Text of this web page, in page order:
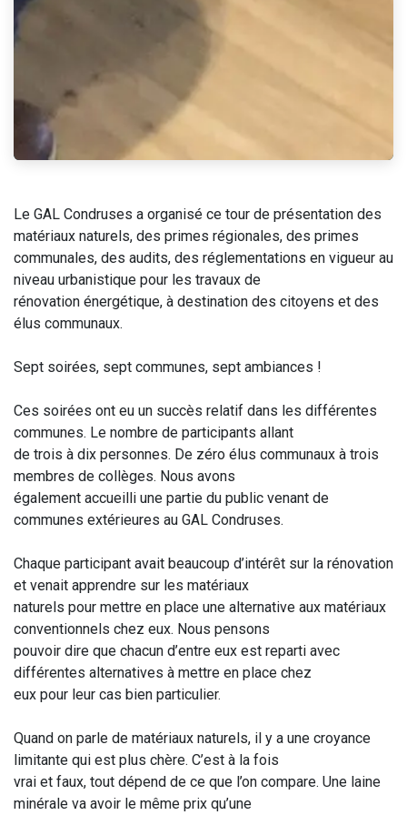
Le GAL Condruses a organisé ce tour de présentation des
matériaux naturels, des primes régionales, des primes
communales, des audits, des réglementations en vigueur au
niveau urbanistique pour les travaux de
rénovation énergétique, à destination des citoyens et des
élus communaux.
Sept soirées, sept communes, sept ambiances !
Ces soirées ont eu un succès relatif dans les différentes
communes. Le nombre de participants allant
de trois à dix personnes. De zéro élus communaux à trois
membres de collèges. Nous avons
également accueilli une partie du public venant de
communes extérieures au GAL Condruses.
Chaque participant avait beaucoup d’intérêt sur la rénovation
et venait apprendre sur les matériaux
naturels pour mettre en place une alternative aux matériaux
conventionnels chez eux. Nous pensons
pouvoir dire que chacun d’entre eux est reparti avec
différentes alternatives à mettre en place chez
eux pour leur cas bien particulier.
Quand on parle de matériaux naturels, il y a une croyance
limitante qui est plus chère. C’est à la fois
vrai et faux, tout dépend de ce que l’on compare. Une laine
minérale va avoir le même prix qu’une